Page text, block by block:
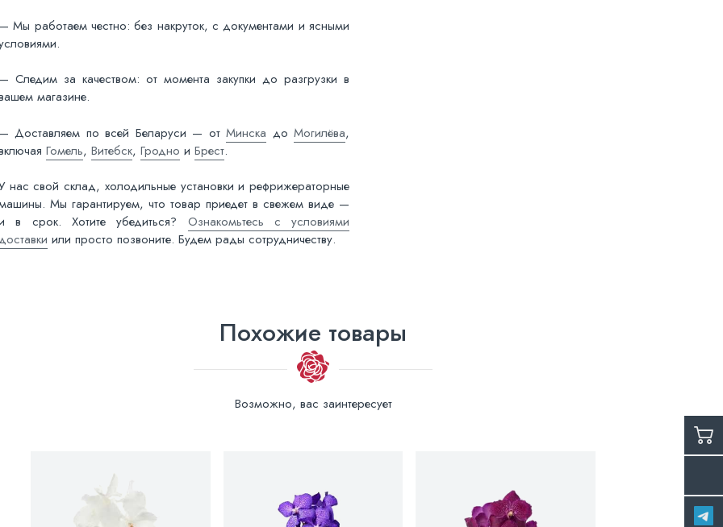
— Мы работаем честно: без накруток, с документами и ясными
— Следим за качеством: от момента закупки до разгрузки в
магазине.
— Доставляем по всей Беларуси — отМинска доМогилёва,
Гомель, Витебск, Гродно и Брест.
нас свой склад, холодильные установки и рефрижераторные
Мы гарантируем, что товар приедет в свежем виде —
в срок. Хотите убедиться? Ознакомьтесь с условиями
или просто позвоните. Будем рады сотрудничеству.
Похожие товары
Возможно, вас заинтересует